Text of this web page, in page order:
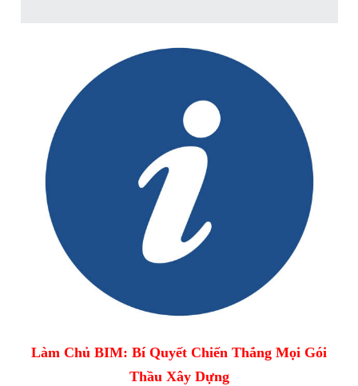
Làm Chủ BIM: Bí Quyết Chiến Thắng Mọi Gói
Thầu Xây Dựng